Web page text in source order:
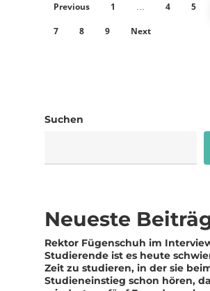
Previous 1 … 4 5
7 8 9 Next
Suchen
Neueste
Rektor Fügenschuh im
Studierende ist es heute
Zeit zu studieren, in der sie
Studieneinstieg schon hören,